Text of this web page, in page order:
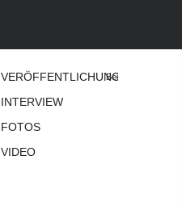
VERÖFFENTLICHUNGEN
INTERVIEW
FOTOS
VIDEO
Bei